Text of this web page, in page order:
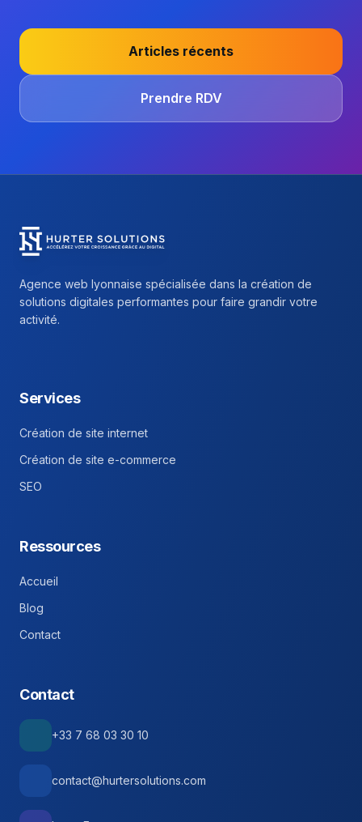
Articles récents
Prendre RDV
Agence web lyonnaise spécialisée dans la création de
solutions digitales performantes pour faire grandir votre
activité.
Services
Création de site internet
Création de site e-commerce
SEO
Ressources
Accueil
Blog
Contact
Contact
+33 7 68 03 30 10
contact@hurtersolutions.com